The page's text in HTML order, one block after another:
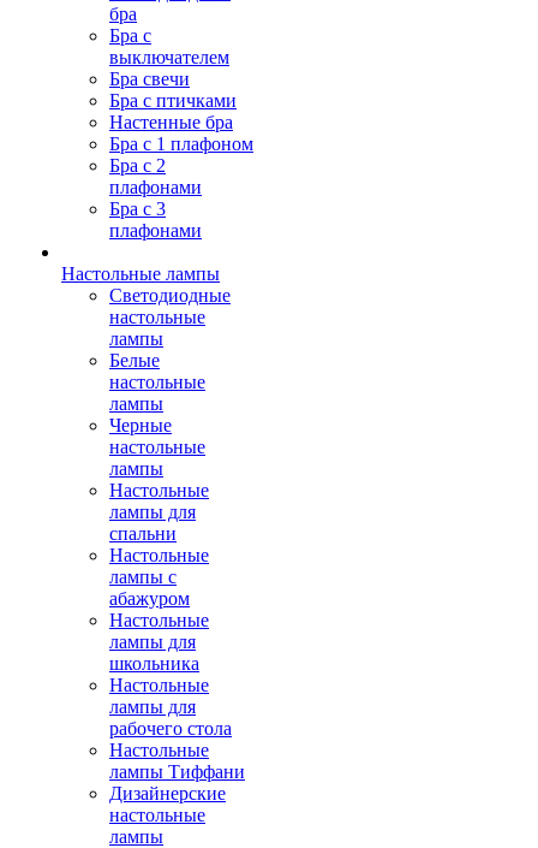
бра
Бра с
выключателем
Бра свечи
Бра с птичками
Настенные бра
Бра с 1 плафоном
Бра с 2
плафонами
Бра с 3
плафонами
Настольные лампы
Светодиодные
настольные
лампы
Белые
настольные
лампы
Черные
настольные
лампы
Настольные
лампы для
спальни
Настольные
лампы с
абажуром
Настольные
лампы для
школьника
Настольные
лампы для
рабочего стола
Настольные
лампы Тиффани
Дизайнерские
настольные
лампы